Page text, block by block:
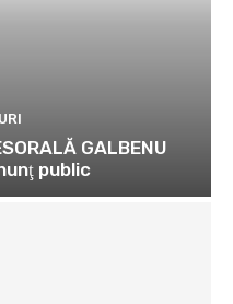
GALBENU
public